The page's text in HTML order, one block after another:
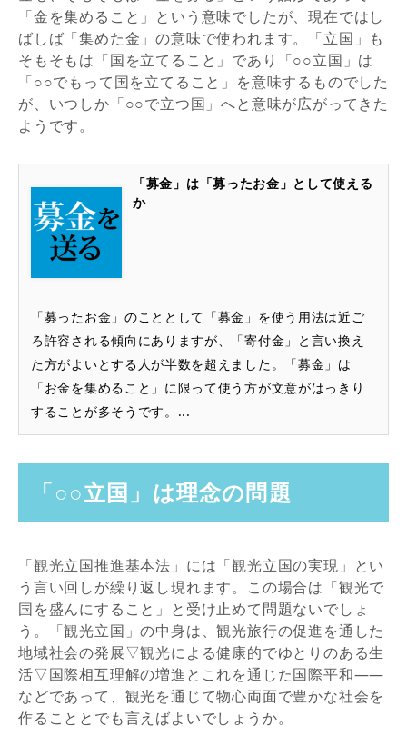
「金を集めること」という意味でしたが、現在ではし
ばしば「集めた金」の意味で使われます。「立国」も
そもそもは「国を立てること」であり「○○立国」は
「○○でもって国を立てること」を意味するものでした
が、いつしか「○○で立つ国」へと意味が広がってきた
ようです。
「募金」は「募ったお金」として使える
か
「募ったお金」のこととして「募金」を使う用法は近ご
ろ許容される傾向にありますが、「寄付金」と言い換え
た方がよいとする人が半数を超えました。「募金」は
「お金を集めること」に限って使う方が文意がはっきり
することが多そうです。...
「○○立国」は理念の問題
「観光立国推進基本法」には「観光立国の実現」とい
う言い回しが繰り返し現れます。この場合は「観光で
国を盛んにすること」と受け止めて問題ないでしょ
う。「観光立国」の中身は、観光旅行の促進を通した
地域社会の発展▽観光による健康的でゆとりのある生
活▽国際相互理解の増進とこれを通じた国際平和――
などであって、観光を通じて物心両面で豊かな社会を
作ることとでも言えばよいでしょうか。